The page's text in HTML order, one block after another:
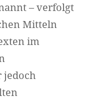
– verfolgt
Mitteln
im
jedoch